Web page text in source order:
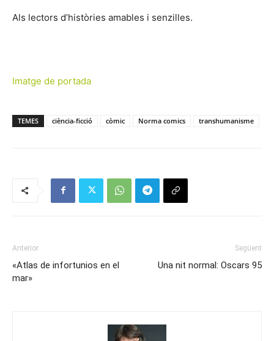
Als lectors d’històries amables i senzilles.
Imatge de portada
TEMES ciència-ficció còmic Norma comics transhumanisme
Anterior
«Atlas de infortunios en el
mar»
Següent
Una nit normal: Oscars 95